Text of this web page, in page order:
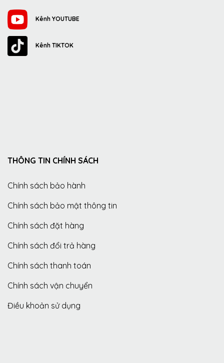
Kênh YOUTUBE
Kênh TIKTOK
THÔNG TIN CHÍNH SÁCH
Chính sách bảo hành
Chính sách bảo mật thông tin
Chính sách đặt hàng
Chính sách đổi trả hàng
Chính sách thanh toán
Chính sách vận chuyển
Điều khoản sử dụng